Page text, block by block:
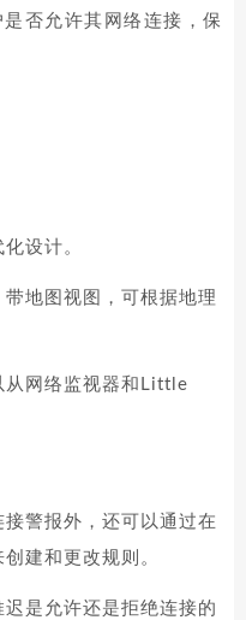
否允许其网络连接，保
设计。
地图视图，可根据地理
从网络监视器和Little
警报外，还可以通过在
建和更改规则。
是允许还是拒绝连接的